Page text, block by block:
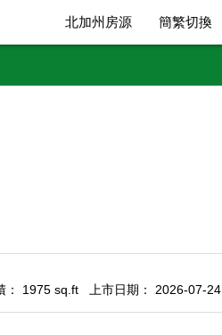
北加州房源 簡繁切換
： 1975 sq.ft 上市日期： 2026-07-24